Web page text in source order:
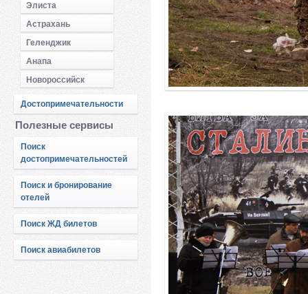
Элиста
Астрахань
Геленджик
Анапа
Новороссийск
Достопримечательности
Полезные сервисы
Поиск
достопримечательностей
Поиск и бронирование
отелей
Поиск ЖД билетов
Поиск авиабилетов